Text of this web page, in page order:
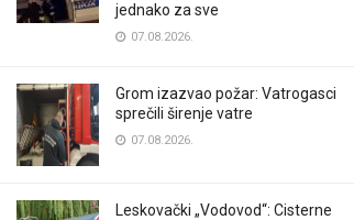
jednako za sve
07.08.2026.
Grom izazvao požar: Vatrogasci
sprečili širenje vatre
07.08.2026.
Leskovački „Vodovod“: Cisterne